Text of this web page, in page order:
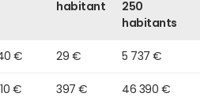
habitant
250
habitants
€ 29 € 5 737 €
€ 397 € 46 390 €